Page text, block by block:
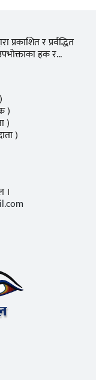
र प्रर्वद्धित
हक र...
)
)
)
।